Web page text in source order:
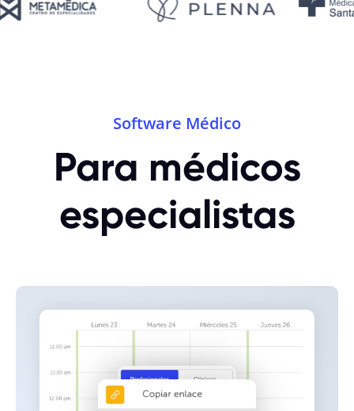
Software Médico
Para médicos
especialistas